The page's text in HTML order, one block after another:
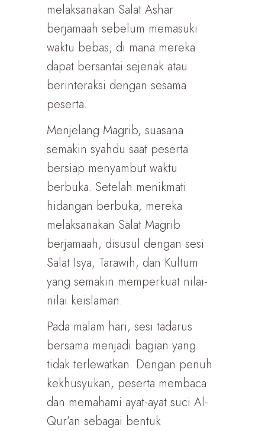
melaksanakan Salat Ashar
berjamaah sebelum memasuki
waktu bebas, di mana mereka
dapat bersantai sejenak atau
berinteraksi dengan sesama
peserta.
Menjelang Magrib, suasana
semakin syahdu saat peserta
bersiap menyambut waktu
berbuka. Setelah menikmati
hidangan berbuka, mereka
melaksanakan Salat Magrib
berjamaah, disusul dengan sesi
Salat Isya, Tarawih, dan Kultum
yang semakin memperkuat nilai-
nilai keislaman.
Pada malam hari, sesi tadarus
bersama menjadi bagian yang
tidak terlewatkan. Dengan penuh
kekhusyukan, peserta membaca
dan memahami ayat-ayat suci Al-
Qur’an sebagai bentuk